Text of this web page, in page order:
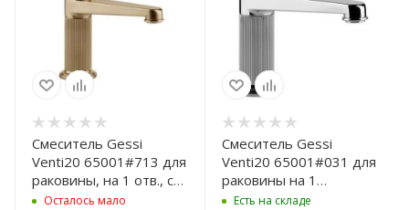
Смеситель Gessi
Venti20 65001#713 для
раковины, на 1 отв., с
донным клапаном,
Осталось мало
Смеситель Gessi
Venti20 65001#031 для
раковины на 1
отверстие,
Есть на складе